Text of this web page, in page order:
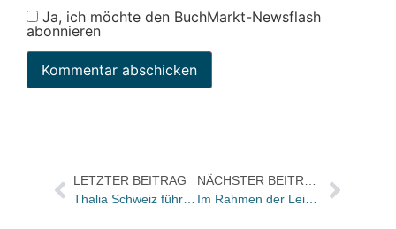
Ja, ich möchte den BuchMarkt-Newsflash
abonnieren
LETZTER BEITRAG
Thalia Schweiz führt Kundenkartensystem ein